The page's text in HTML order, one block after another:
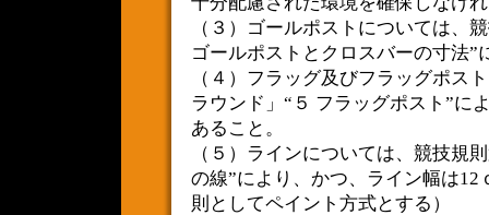
（３）ゴールポストについては、
ゴールポストとクロスバーの寸法”
（４）フラッグ及びフラッグポス
ラウンド」“５ フラッグポスト”に
あること。
（５）ラインについては、競技規
の線”により、かつ、ライン幅は
則としてペイント方式とする）